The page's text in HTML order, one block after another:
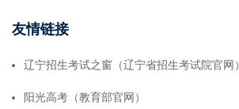
友情链接
辽宁招生考试之窗（辽宁省招生考试院官网）
阳光高考（教育部官网）